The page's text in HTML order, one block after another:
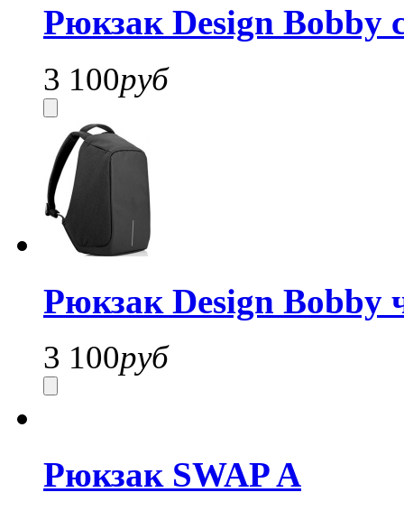
Рюкзак Design Bobby
3 100руб
Рюкзак Design Bobby
3 100руб
Рюкзак SWAP A